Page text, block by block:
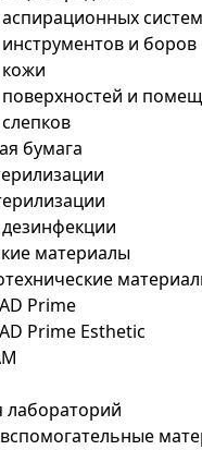
систем
и боров
и
бумага
материалы
Prime
Prime Esthetic
лабораторий